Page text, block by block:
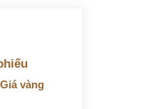
xuất khẩu nhiều
đất ở Thanh Hoá
Giá vàng